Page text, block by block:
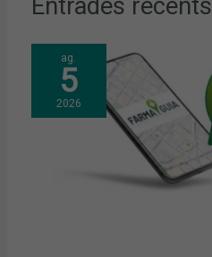
Entrades recents
ag.
5
2026